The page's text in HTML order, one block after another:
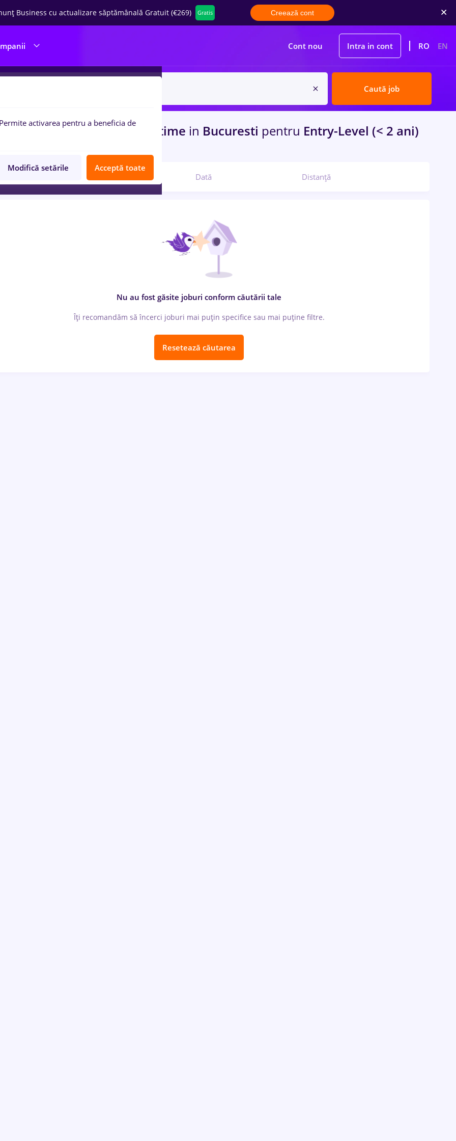
Business cu actualizare săptămânală Gratuit (€269) Gratis Creează cont
Cont nou Intra in cont RO EN
Caută job
de muncapeisagist, Part time in Bucuresti pentru Entry-Level (< 2 ani)
Relevanță Dată Distanță
Nu au fost găsite joburi conform căutării tale
Îți recomandăm să încerci joburi mai puțin specifice sau mai puține filtre.
Resetează căutarea
Permite activarea pentru a beneficia de
Modifică setările Acceptă toate